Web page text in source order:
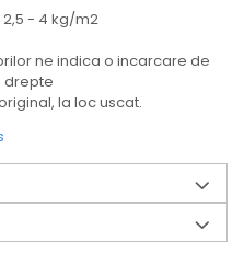
- 4 kg/m2
ne indica o incarcare de
drepte
la loc uscat.